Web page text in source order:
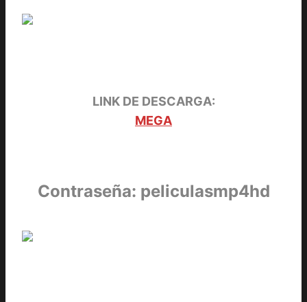
LINK DE DESCARGA:
MEGA
Contraseña: peliculasmp4hd